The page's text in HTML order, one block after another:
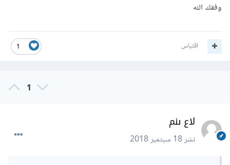
وفقك الله
1 اقتباس
1
لاع ىنم
نشر18 سبتمبر 2018